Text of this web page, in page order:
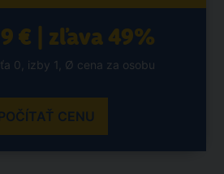
€ | zľava 49%
0, izby 1, Ø cena za osobu
CENU